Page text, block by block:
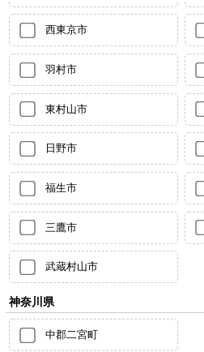
西東京市
羽村市
東村山市
日野市
福生市
三鷹市
武蔵村山市
神奈川県
中郡二宮町